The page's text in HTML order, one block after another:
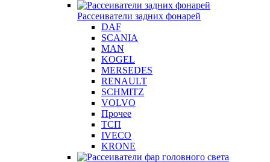
Рассеиватели задних фонарей
DAF
SCANIA
MAN
KOGEL
MERSEDES
RENAULT
SCHMITZ
VOLVO
Прочее
ТСП
IVECO
KRONE